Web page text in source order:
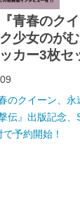
青春のク
少女のが
カー3枚セ
のクイーン、
伝』出版記念
予約開始！